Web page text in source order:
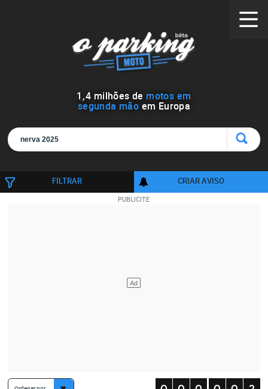
1 ,4 milhões de motos em
segunda mão em Europa
FILTRAR CRIAR AVISO